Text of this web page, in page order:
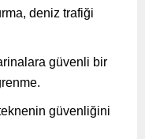
deniz trafiği
güvenli bir
güvenliğini